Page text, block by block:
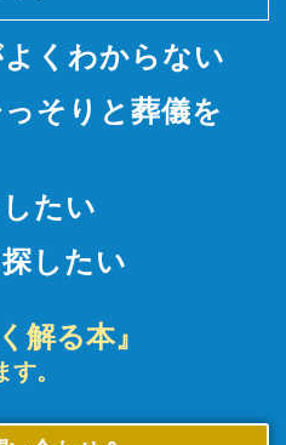
くわからない
そりと 葬儀を
たい
したい
解る本』
。